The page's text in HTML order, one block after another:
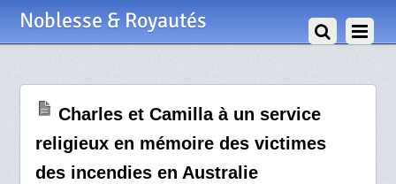
Noblesse & Royautés
Charles et Camilla à un service
religieux en mémoire des victimes
des incendies en Australie